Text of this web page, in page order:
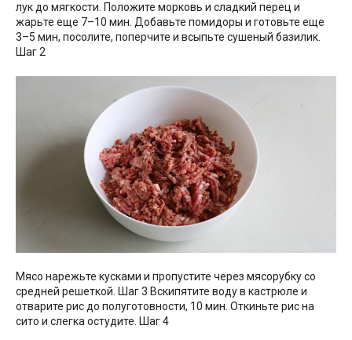
лук до мягкости. Положите морковь и сладкий перец и
жарьте еще 7–10 мин. Добавьте помидоры и готовьте еще
3–5 мин, посолите, поперчите и всыпьте сушеный базилик.
Шаг 2
Мясо нарежьте кусками и пропустите через мясорубку со
средней решеткой. Шаг 3 Вскипятите воду в кастрюле и
отварите рис до полуготовности, 10 мин. Откиньте рис на
сито и слегка остудите. Шаг 4